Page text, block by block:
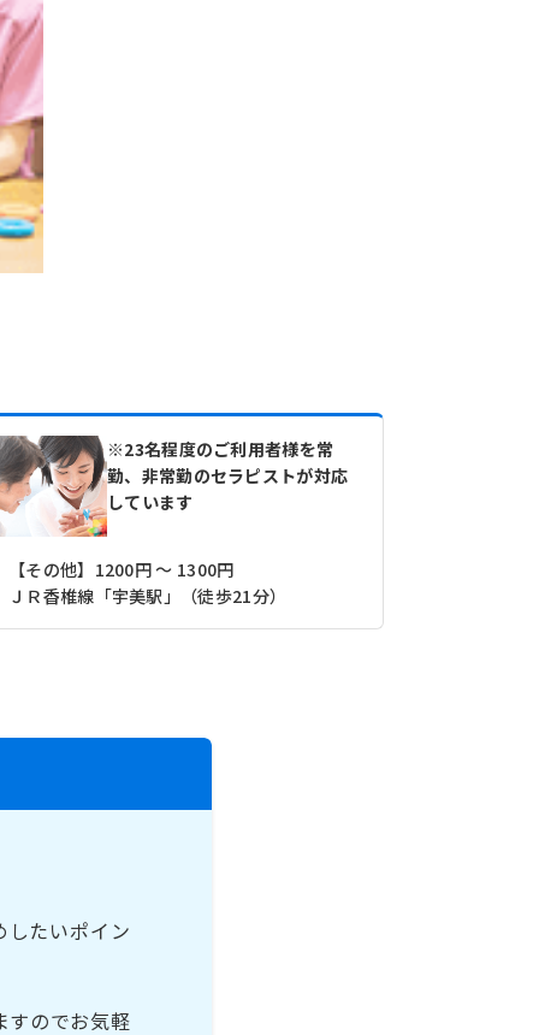
※23名程度のご利用者様を常
勤、非常勤のセラピストが対応
しています
【その他】1200円 ～ 1300円
ＪＲ香椎線「宇美駅」（徒歩21分）
したいポイン
すのでお気軽